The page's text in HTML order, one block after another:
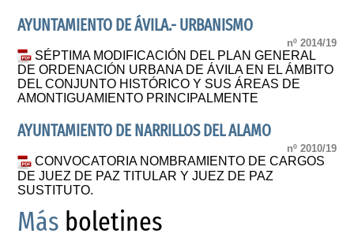
AYUNTAMIENTO DE ÁVILA.- URBANISMO
nº 2014/19
SÉPTIMA MODIFICACIÓN DEL PLAN GENERAL
DE ORDENACIÓN URBANA DE ÁVILA EN EL ÁMBITO
DEL CONJUNTO HISTÓRICO Y SUS ÁREAS DE
AMONTIGUAMIENTO PRINCIPALMENTE
AYUNTAMIENTO DE NARRILLOS DEL ALAMO
nº 2010/19
CONVOCATORIA NOMBRAMIENTO DE CARGOS
DE JUEZ DE PAZ TITULAR Y JUEZ DE PAZ
SUSTITUTO.
Más boletines